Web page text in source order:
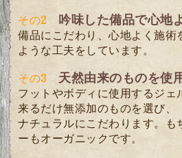
その2 吟味した備品で心地
備品にこだわり、心地よく施術
ような工夫をしています。
その3 天然由来のものを使
フットやボディに使用するジェ
来るだけ無添加のものを選び、
ナチュラルにこだわります。も
ーもオーガニックです。